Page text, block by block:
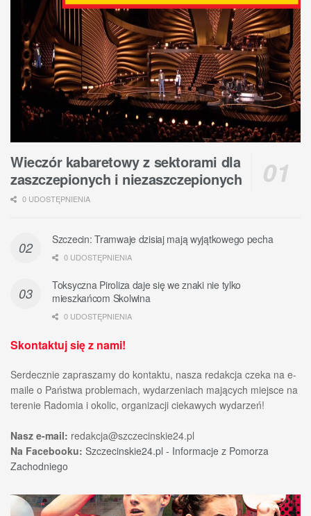
Wieczór kabaretowy z sektorami dla
zaszczepionych i niezaszczepionych
0 UDOSTĘPNIENIA
Szczecin: Tramwaje dzisiaj mają wyjątkowego pecha
0 UDOSTĘPNIENIA
Toksyczna Piroliza daje się we znaki nie tylko
mieszkańcom Skolwina
0 UDOSTĘPNIENIA
Skontaktuj się z nami!
Serdecznie zapraszamy do kontaktu, nasza redakcja czeka na e-
maile o Państwa problemach, wydarzeniach mających miejsce na
terenie Radomia i okolic, organizacji ciekawych wydarzeń!
Nasz e-mail: redakcja@szczecinskie24.pl
Na Facebooku: Szczecinskie24.pl - Informacje z Pomorza
Zachodniego